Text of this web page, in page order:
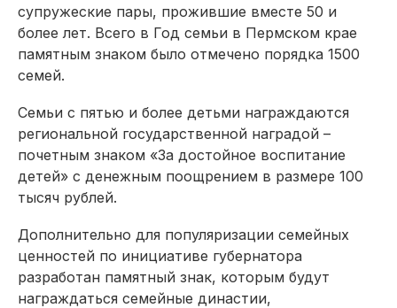
супружеские пары, прожившие вместе 50 и
более лет. Всего в Год семьи в Пермском крае
памятным знаком было отмечено порядка 1500
семей.
Семьи с пятью и более детьми награждаются
региональной государственной наградой –
почетным знаком «За достойное воспитание
детей» с денежным поощрением в размере 100
тысяч рублей.
Дополнительно для популяризации семейных
ценностей по инициативе губернатора
разработан памятный знак, которым будут
награждаться семейные династии,